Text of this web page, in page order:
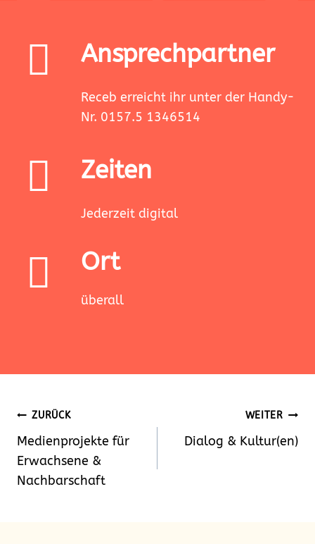
Ansprechpartner
Receb erreicht ihr unter der Handy-
Nr. 0157.5 1346514
Zeiten
Jederzeit digital
Ort
überall
Beitragsnavigation
ZURÜCK
Medienprojekte für
Erwachsene &
Nachbarschaft
WEITER
Dialog & Kultur(en)